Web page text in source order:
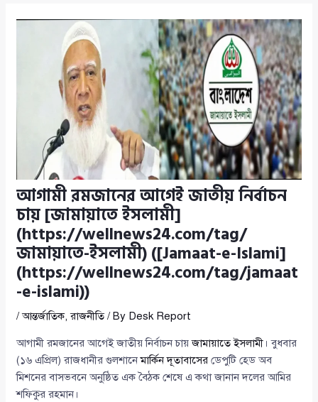
আগামী রমজানের আগেই জাতীয় নির্বাচন
চায় [জামায়াতে ইসলামী]
(https://wellnews24.com/tag/
জামায়াতে-ইসলামী) ([Jamaat-e-Islami]
(https://wellnews24.com/tag/jamaat
-e-islami))
/আন্তর্জাতিক,রাজনীতি/ By Desk Report
আগামী রমজানের আগেই জাতীয় নির্বাচন চায়জামায়াতে ইসলামী । বুধবার
(১৬ এপ্রিল) রাজধানীর গুলশানেমার্কিন দূতাবাসের ডেপুটি হেড অব
মিশনের বাসভবনে অনুষ্ঠিত এক বৈঠক শেষে এ কথা জানান দলের আমির
শফিকুর রহমান।